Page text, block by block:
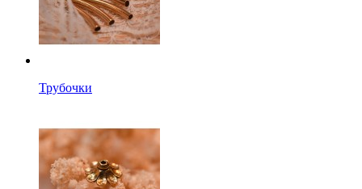
Трубочки